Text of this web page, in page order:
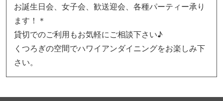
お誕生日会、女子会、歓送迎会、各種パーティー承り
ます！＊
貸切でのご利用もお気軽にご相談下さい♪
くつろぎの空間でハワイアンダイニングをお楽しみ下
さい。